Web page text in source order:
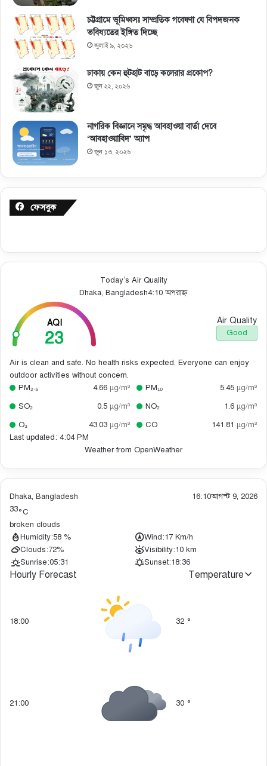
চট্টগ্রামে ভূমিধ্বসঃ সাম্প্রতিক গবেষণা যে বিপদজনক
ভবিষ্যতের ইঙ্গিত দিচ্ছে
জুলাই ৯, ২০২৬
ঢাকায় কেন হুটহাট বাড়ে কলেরার প্রকোপ?
জুন ২২, ২০২৬
নাগরিক বিজ্ঞানে সমৃদ্ধ আবহাওয়া বার্তা দেবে
‘আবহাওয়াবিদ’ অ্যাপ
জুন ১৩, ২০২৬
ফেসবুক
Today’s Air Quality
Dhaka, Bangladesh4:10 অপরাহ্ন
AQI
23
Air Quality
Good
Air is clean and safe. No health risks expected. Everyone can enjoy
outdoor activities without concern.
PM₂.₅
4.66 µg/m³ PM₁₀ 5.45 µg/m³
SO₂
0.5 µg/m³ NO₂ 1.6 µg/m³
O₃
43.03 µg/m³ CO 141.81 µg/m³
Last updated: 4:04 PM
Weather from OpenWeather
Dhaka, Bangladesh 16:10আগস্ট 9, 2026
33°C
broken clouds
Humidity:58 % Wind:17 Km/h
Clouds:72% Visibility:10 km
Sunrise:05:31 Sunset:18:36
Hourly Forecast Temperature
18:00 32 °
21:00 30 °